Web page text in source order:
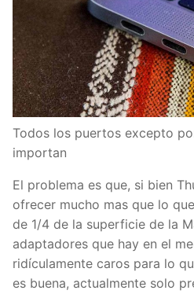
Todos los puertos excepto
importan
El problema es que, si bien
ofrecer mucho mas que lo
de 1/4 de la superficie de la
adaptadores que hay en el
ridículamente caros para lo
es buena, actualmente solo